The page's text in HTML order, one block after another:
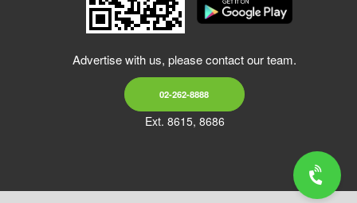
Advertise with us, please contact our team.
02-262-8888
Ext. 8615, 8686